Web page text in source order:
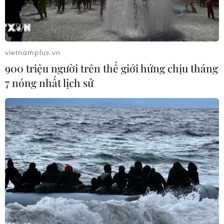
Tỷ phú Mike Lynch. (Nguồn: Wales Online)
Mike Lynch, triệu phú phần mềm mất tích sau
vụ chìm siêu du thuyền ngoài khơi bờ biển
Sicily, Italy, được gọi là “Bill Gates của nước
Anh,” bởi ông đã gây dựng nên một công ty
vietnamplus.vn
900 triệu người trên thế giới hứng chịu tháng
7 nóng nhất lịch sử